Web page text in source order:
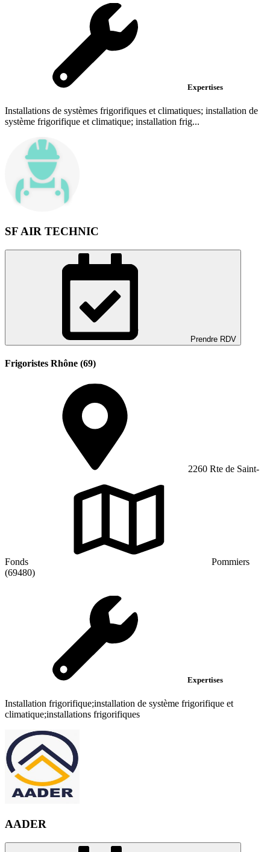
Expertises
Installations de systèmes frigorifiques et climatiques; installation de
système frigorifique et climatique; installation frig...
SF AIR TECHNIC
Prendre RDV
Frigoristes Rhône (69)
2260 Rte de Saint-
Fonds
Pommiers
(69480)
Expertises
Installation frigorifique;installation de système frigorifique et
climatique;installations frigorifiques
AADER